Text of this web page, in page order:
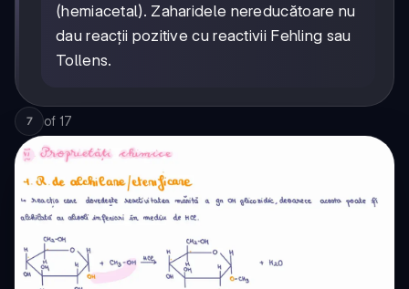
(hemiacetal). Zaharidele nereducătoare nu
dau reacții pozitive cu reactivii Fehling sau
Tollens.
7 of 17